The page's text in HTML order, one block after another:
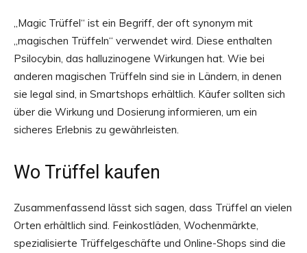
„Magic Trüffel“ ist ein Begriff, der oft synonym mit
„magischen Trüffeln“ verwendet wird. Diese enthalten
Psilocybin, das halluzinogene Wirkungen hat. Wie bei
anderen magischen Trüffeln sind sie in Ländern, in denen
sie legal sind, in Smartshops erhältlich. Käufer sollten sich
über die Wirkung und Dosierung informieren, um ein
sicheres Erlebnis zu gewährleisten.
Wo Trüffel kaufen
Zusammenfassend lässt sich sagen, dass Trüffel an vielen
Orten erhältlich sind. Feinkostläden, Wochenmärkte,
spezialisierte Trüffelgeschäfte und Online-Shops sind die